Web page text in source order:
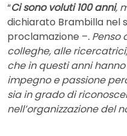
“Ci sono voluti 100 anni,
dichiarato Brambilla nel
proclamazione –. Penso
colleghe, alle
che in questi anni
impegno e passione
sia in grado di
nell’organizzazione del